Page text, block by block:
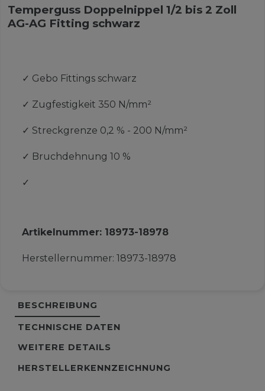
Temperguss Doppelnippel 1/2 bis 2 Zoll
AG-AG Fitting schwarz
✓ Gebo Fittings schwarz
✓ Zugfestigkeit 350 N/mm²
✓ Streckgrenze 0,2 % - 200 N/mm²
✓ Bruchdehnung 10 %
✓
Artikelnummer: 18973-18978
Herstellernummer: 18973-18978
BESCHREIBUNG
TECHNISCHE DATEN
WEITERE DETAILS
HERSTELLERKENNZEICHNUNG